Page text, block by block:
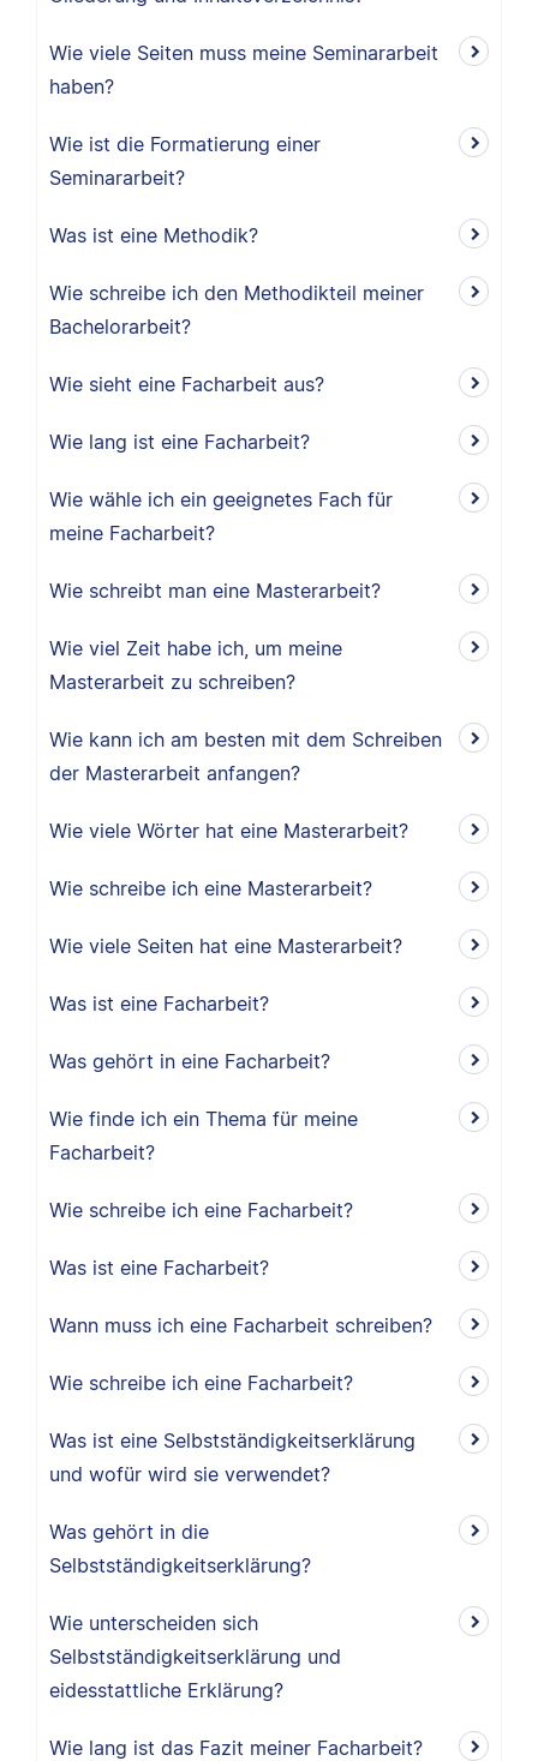
Wie viele Seiten muss meine Seminararbeit
haben?
Wie ist die Formatierung einer
Seminararbeit?
Was ist eine Methodik?
Wie schreibe ich den Methodikteil meiner
Bachelorarbeit?
Wie sieht eine Facharbeit aus?
Wie lang ist eine Facharbeit?
Wie wähle ich ein geeignetes Fach für
meine Facharbeit?
Wie schreibt man eine Masterarbeit?
Wie viel Zeit habe ich, um meine
Masterarbeit zu schreiben?
Wie kann ich am besten mit dem Schreiben
der Masterarbeit anfangen?
Wie viele Wörter hat eine Masterarbeit?
Wie schreibe ich eine Masterarbeit?
Wie viele Seiten hat eine Masterarbeit?
Was ist eine Facharbeit?
Was gehört in eine Facharbeit?
Wie finde ich ein Thema für meine
Facharbeit?
Wie schreibe ich eine Facharbeit?
Was ist eine Facharbeit?
Wann muss ich eine Facharbeit schreiben?
Wie schreibe ich eine Facharbeit?
Was ist eine Selbstständigkeitserklärung
und wofür wird sie verwendet?
Was gehört in die
Selbstständigkeitserklärung?
Wie unterscheiden sich
Selbstständigkeitserklärung und
eidesstattliche Erklärung?
Wie lang ist das Fazit meiner Facharbeit?